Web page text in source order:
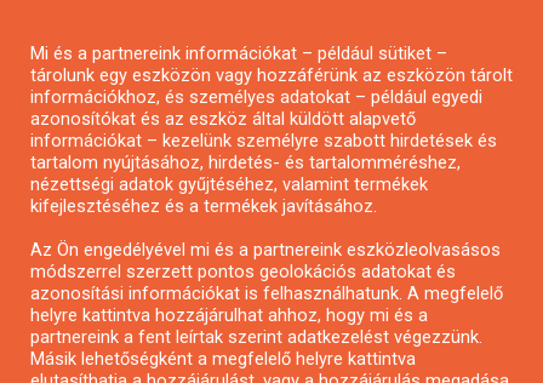
Pályázatírás civil szervezeteknek
Pályázatírás önkormányzatoknak
Pályázatfigyelés
Specifikus pályázatfigyelés vagy hírlevél
Pályázatok magánszemélyeknek
Pályázatok civil szervezeteknek
Mi és a partnereink információkat – például sütiket –
tárolunk egy eszközön vagy hozzáférünk az eszközön tárolt
információkhoz, és személyes adatokat – például egyedi
azonosítókat és az eszköz által küldött alapvető
információkat – kezelünk személyre szabott hirdetések és
tartalom nyújtásához, hirdetés- és tartalomméréshez,
nézettségi adatok gyűjtéséhez, valamint termékek
kifejlesztéséhez és a termékek javításához.
Az Ön engedélyével mi és a partnereink eszközleolvasásos
módszerrel szerzett pontos geolokációs adatokat és
azonosítási információkat is felhasználhatunk. A megfelelő
helyre kattintva hozzájárulhat ahhoz, hogy mi és a
partnereink a fent leírtak szerint adatkezelést végezzünk.
Másik lehetőségként a megfelelő helyre kattintva